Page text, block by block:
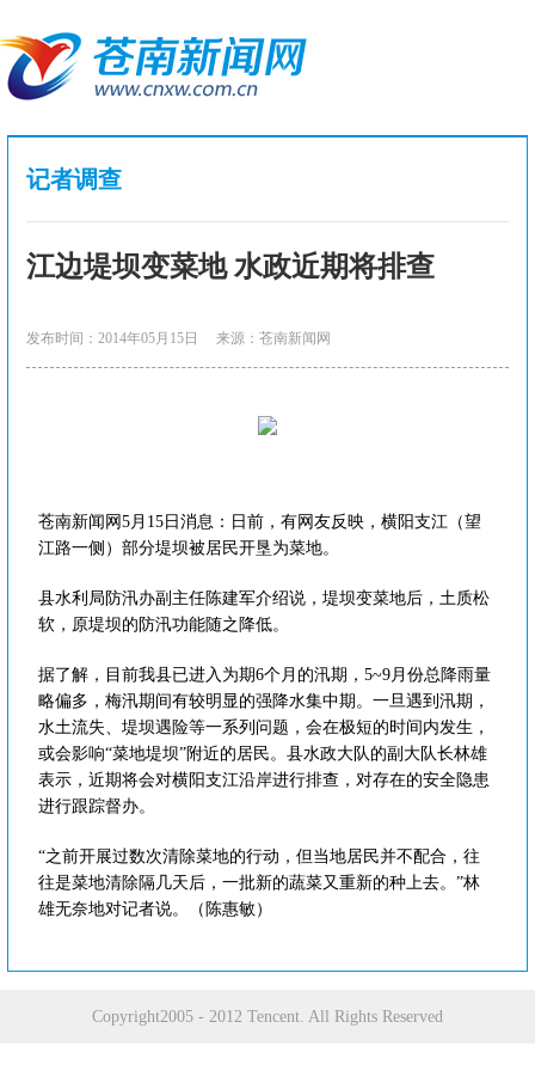
记者调查
江边堤坝变菜地 水政近期将排查
发布时间：2014年05月15日 来源：苍南新闻网
苍南新闻网5月15日消息：日前，有网友反映，横阳支江（望
江路一侧）部分堤坝被居民开垦为菜地。
县水利局防汛办副主任陈建军介绍说，堤坝变菜地后，土质松
软，原堤坝的防汛功能随之降低。
据了解，目前我县已进入为期6个月的汛期，5~9月份总降雨量
略偏多，梅汛期间有较明显的强降水集中期。一旦遇到汛期，
水土流失、堤坝遇险等一系列问题，会在极短的时间内发生，
或会影响“菜地堤坝”附近的居民。县水政大队的副大队长林雄
表示，近期将会对横阳支江沿岸进行排查，对存在的安全隐患
进行跟踪督办。
“之前开展过数次清除菜地的行动，但当地居民并不配合，往
往是菜地清除隔几天后，一批新的蔬菜又重新的种上去。”林
雄无奈地对记者说。（陈惠敏）
Copyright2005 - 2012 Tencent. All Rights Reserved